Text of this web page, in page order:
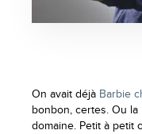
On avait déjà Barbie
bonbon, certes. Ou
domaine. Petit à petit